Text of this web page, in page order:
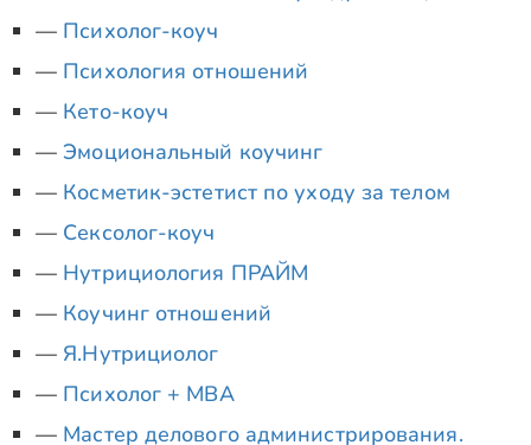
Психолог-коуч
Психология отношений
Кето-коуч
Эмоциональный коучинг
Косметик-эстетист по уходу за телом
Сексолог-коуч
Нутрициология ПРАЙМ
Коучинг отношений
Я.Нутрициолог
Психолог + MBA
Мастер делового администрирования.